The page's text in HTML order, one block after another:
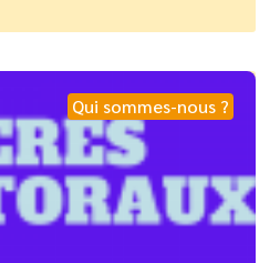
Qui sommes-nous ?